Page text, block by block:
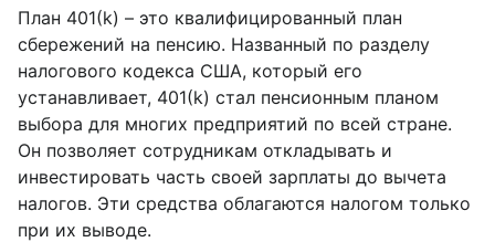
План 401(k) – это квалифицированный план
сбережений на пенсию. Названный по разделу
налогового кодекса США, который его
устанавливает, 401(k) стал пенсионным планом
выбора для многих предприятий по всей стране.
Он позволяет сотрудникам откладывать и
инвестировать часть своей зарплаты до вычета
налогов. Эти средства облагаются налогом только
при их выводе.